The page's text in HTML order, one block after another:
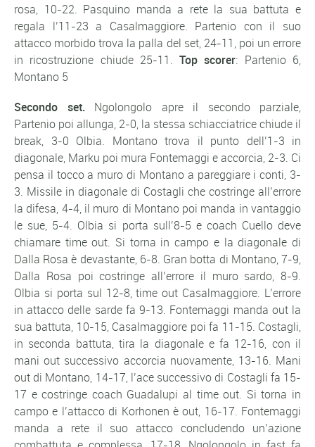
rosa, 10-22. Pasquino manda a rete la sua battuta e
regala l’11-23 a Casalmaggiore. Partenio con il suo
attacco morbido trova la palla del set, 24-11, poi un errore
in ricostruzione chiude 25-11.Top scorer: Partenio 6,
Montano 5
Secondo set. Ngolongolo apre il secondo parziale,
Partenio poi allunga, 2-0, la stessa schiacciatrice chiude il
break, 3-0 Olbia. Montano trova il punto dell’1-3 in
diagonale, Marku poi mura Fontemaggi e accorcia, 2-3. Ci
pensa il tocco a muro di Montano a pareggiare i conti, 3-
3. Missile in diagonale di Costagli che costringe all’errore
la difesa, 4-4, il muro di Montano poi manda in vantaggio
le sue, 5-4. Olbia si porta sull’8-5 e coach Cuello deve
chiamare time out. Si torna in campo e la diagonale di
Dalla Rosa è devastante, 6-8. Gran botta di Montano, 7-9,
Dalla Rosa poi costringe all’errore il muro sardo, 8-9.
Olbia si porta sul 12-8, time out Casalmaggiore. L’errore
in attacco delle sarde fa 9-13. Fontemaggi manda out la
sua battuta, 10-15, Casalmaggiore poi fa 11-15. Costagli,
in seconda battuta, tira la diagonale e fa 12-16, con il
mani out successivo accorcia nuovamente, 13-16. Mani
out di Montano, 14-17, l’ace successivo di Costagli fa 15-
17 e costringe coach Guadalupi al time out. Si torna in
campo e l’attacco di Korhonen è out, 16-17. Fontemaggi
manda a rete il suo attacco concludendo un’azione